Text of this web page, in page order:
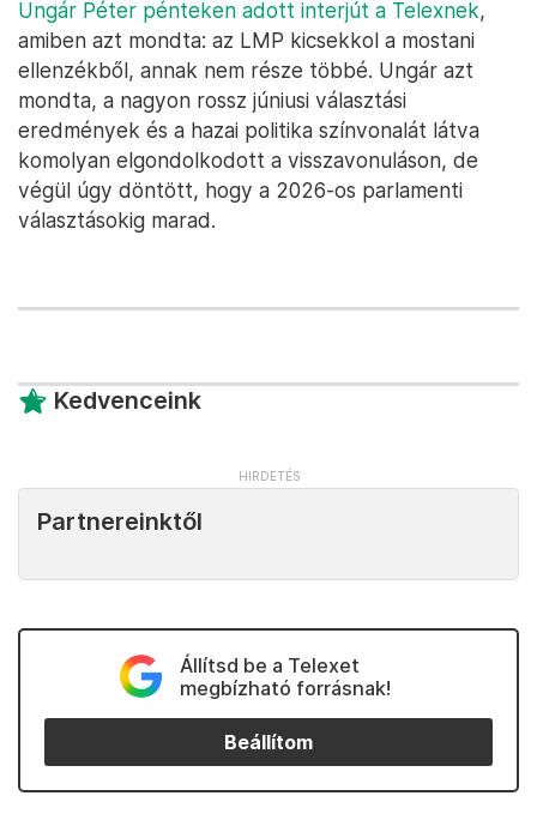
Ungár Péter pénteken adott interjút a Telexnek,
amiben azt mondta: az LMP kicsekkol a mostani
ellenzékből, annak nem része többé. Ungár azt
mondta, a nagyon rossz júniusi választási
eredmények és a hazai politika színvonalát látva
komolyan elgondolkodott a visszavonuláson, de
végül úgy döntött, hogy a 2026-os parlamenti
választásokig marad.
Kedvenceink
Partnereinktől
Állítsd be a Telexet
megbízható forrásnak!
Beállítom